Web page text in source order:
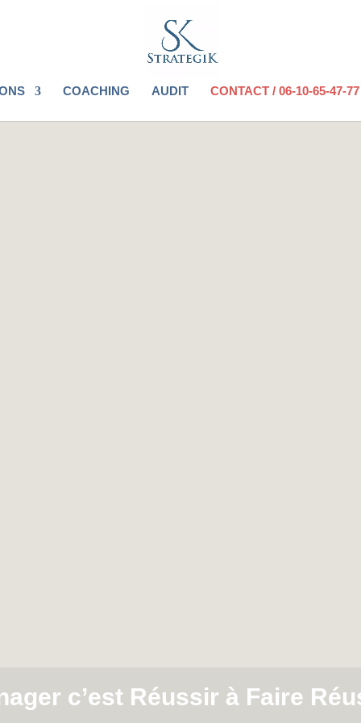
COACHING AUDIT CONTACT / 06-10-65-47-77
c’est Réussir à Faire